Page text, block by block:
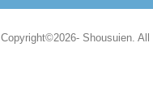
Copyright©2026- Shousuien.